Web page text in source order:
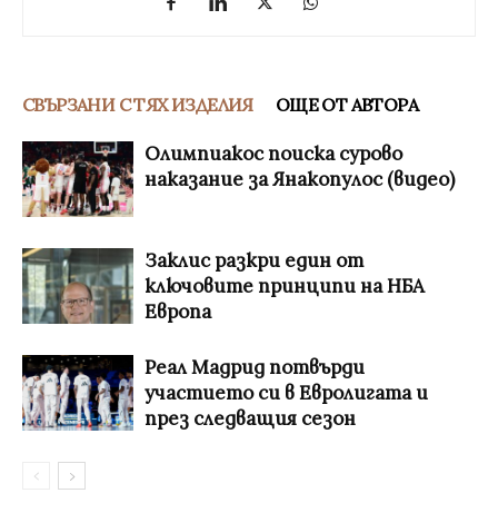
СВЪРЗАНИ С ТЯХ ИЗДЕЛИЯ ОЩЕ ОТ АВТОРА
Олимпиакос поиска сурово
наказание за Янакопулос (видео)
Заклис разкри един от
ключовите принципи на НБА
Европа
Реал Мадрид потвърди
участието си в Евролигата и
през следващия сезон